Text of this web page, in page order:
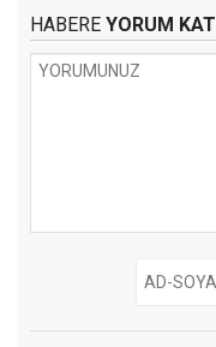
HABERE YORUM KAT